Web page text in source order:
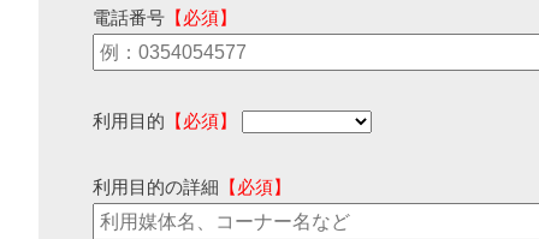
電話番号 【必須】
利用目的 【必須】
利用目的の詳細 【必須】